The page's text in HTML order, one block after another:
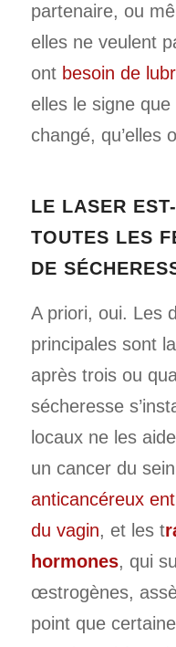
partenaire, ou
elles ne veulent
ont besoin de
elles le signe
changé, qu’elles
LE LASER
TOUTES LES
DE
A priori, oui. Les
principales sont
après trois ou
sécheresse
locaux ne les
un cancer du
anticancéreux
du vagin, et les t
hormones, qui
œstrogènes,
point que